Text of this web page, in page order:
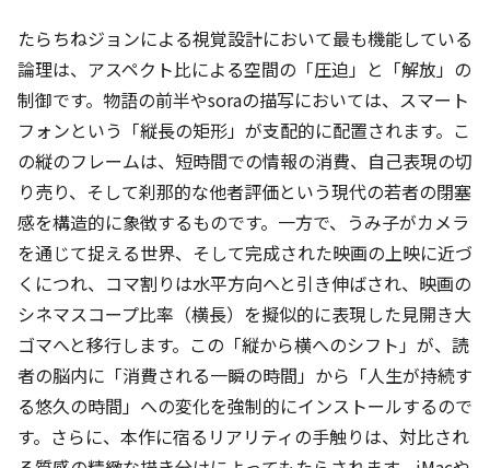
たらちねジョンによる視覚設計において最も機能している
論理は、アスペクト比による空間の「圧迫」と「解放」の
制御です。物語の前半やsoraの描写においては、スマート
フォンという「縦長の矩形」が支配的に配置されます。こ
の縦のフレームは、短時間での情報の消費、自己表現の切
り売り、そして刹那的な他者評価という現代の若者の閉塞
感を構造的に象徴するものです。一方で、うみ子がカメラ
を通じて捉える世界、そして完成された映画の上映に近づ
くにつれ、コマ割りは水平方向へと引き伸ばされ、映画の
シネマスコープ比率（横長）を擬似的に表現した見開き大
ゴマへと移行します。この「縦から横へのシフト」が、読
者の脳内に「消費される一瞬の時間」から「人生が持続す
る悠久の時間」への変化を強制的にインストールするので
す。さらに、本作に宿るリアリティの手触りは、対比され